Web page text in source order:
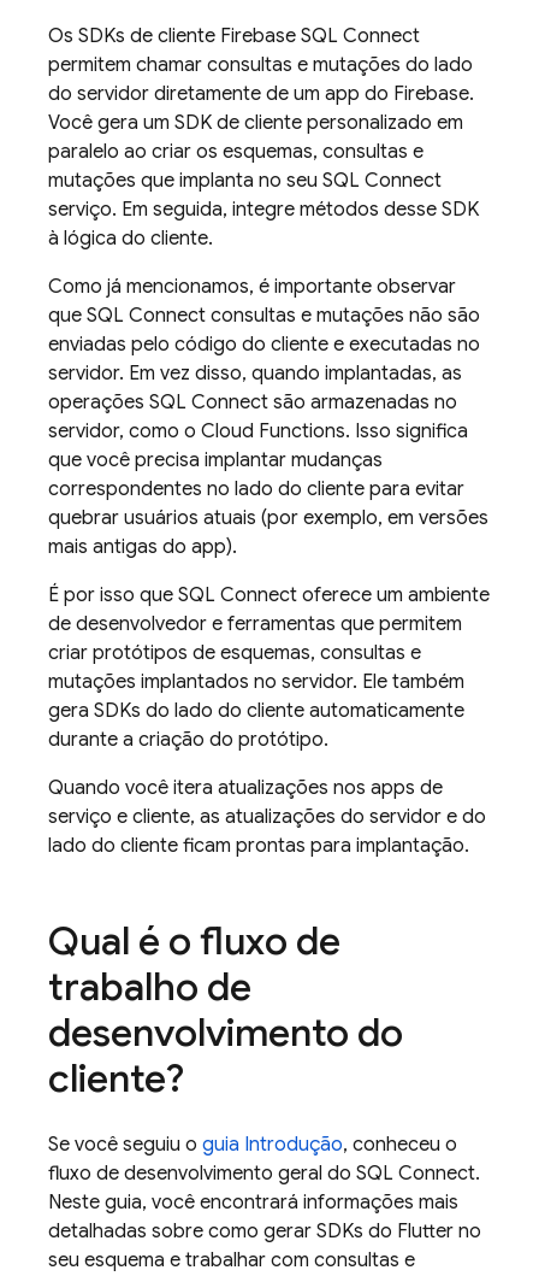
Os SDKs de cliente Firebase SQL Connect
permitem chamar consultas e mutações do lado
do servidor diretamente de um app do Firebase.
Você gera um SDK de cliente personalizado em
paralelo ao criar os esquemas, consultas e
mutações que implanta no seu SQL Connect
serviço. Em seguida, integre métodos desse SDK
à lógica do cliente.
Como já mencionamos, é importante observar
que SQL Connect consultas e mutações não são
enviadas pelo código do cliente e executadas no
servidor. Em vez disso, quando implantadas, as
operações SQL Connect são armazenadas no
servidor, como o Cloud Functions. Isso significa
que você precisa implantar mudanças
correspondentes no lado do cliente para evitar
quebrar usuários atuais (por exemplo, em versões
mais antigas do app).
É por isso que SQL Connect oferece um ambiente
de desenvolvedor e ferramentas que permitem
criar protótipos de esquemas, consultas e
mutações implantados no servidor. Ele também
gera SDKs do lado do cliente automaticamente
durante a criação do protótipo.
Quando você itera atualizações nos apps de
serviço e cliente, as atualizações do servidor e do
lado do cliente ficam prontas para implantação.
Qual é o fluxo de
trabalho de
desenvolvimento do
cliente?
Se você seguiu o guia Introdução, conheceu o
fluxo de desenvolvimento geral do SQL Connect.
Neste guia, você encontrará informações mais
detalhadas sobre como gerar SDKs do Flutter no
seu esquema e trabalhar com consultas e